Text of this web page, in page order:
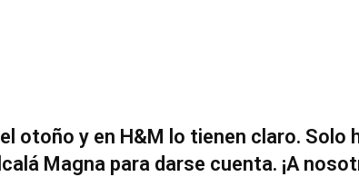
otoño y en H&M lo tienen claro. Solo
Magna para darse cuenta. ¡A